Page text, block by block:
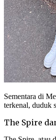
Sementara di
terkenal, duduk
The Spire